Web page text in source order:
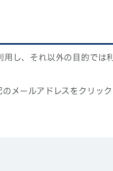
し、それ以外の目的では
メールアドレスをクリッ